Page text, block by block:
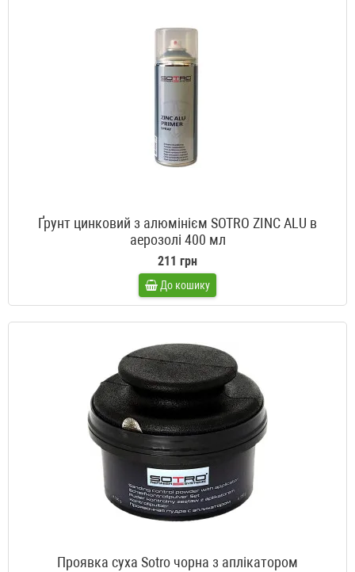
Ґрунт цинковий з алюмінієм SOTRO ZINC ALU в
аерозолі 400 мл
211 грн
До кошику
Проявка суха Sotro чорна з аплікатором